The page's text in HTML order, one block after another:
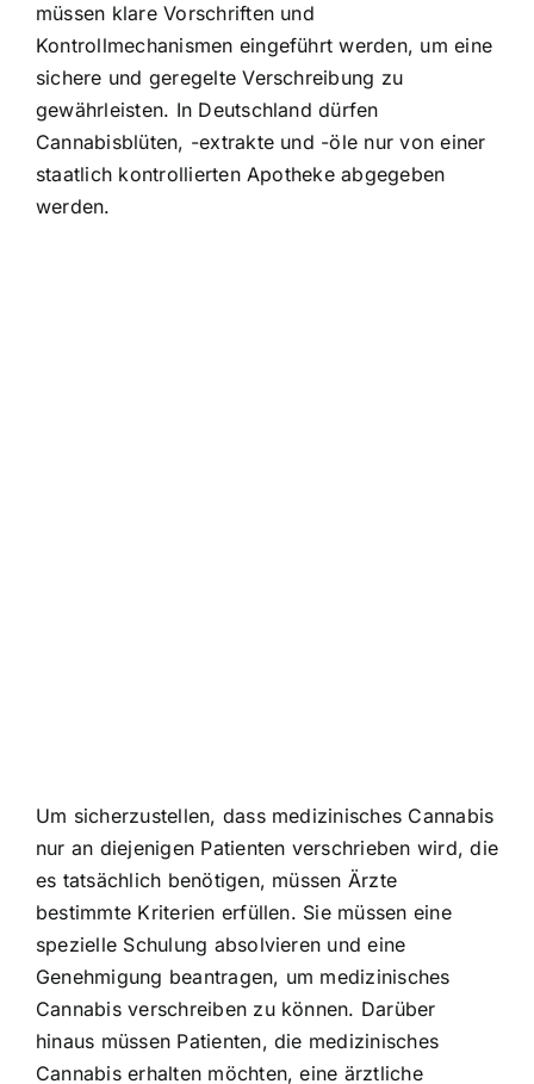
müssen klare Vorschriften und
Kontrollmechanismen eingeführt werden, um eine
sichere und geregelte Verschreibung zu
gewährleisten. In Deutschland dürfen
Cannabisblüten, -extrakte und -öle nur von einer
staatlich kontrollierten Apotheke abgegeben
werden.
Um sicherzustellen, dass medizinisches Cannabis
nur an diejenigen Patienten verschrieben wird, die
es tatsächlich benötigen, müssen Ärzte
bestimmte Kriterien erfüllen. Sie müssen eine
spezielle Schulung absolvieren und eine
Genehmigung beantragen, um medizinisches
Cannabis verschreiben zu können. Darüber
hinaus müssen Patienten, die medizinisches
Cannabis erhalten möchten, eine ärztliche